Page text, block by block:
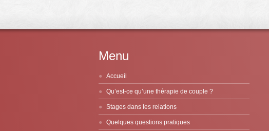
Menu
Accueil
Qu’est-ce qu’une thérapie de couple ?
Stages dans les relations
Quelques questions pratiques